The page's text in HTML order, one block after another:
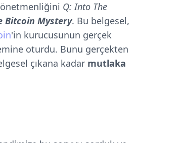
Q: Into The
Bitcoin Mystery. Bu belgesel,
'in kurucusunun gerçek
oturdu. Bunu gerçekten
çıkana kadar mutlaka